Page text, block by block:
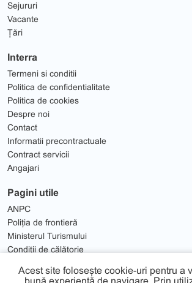
Sejururi
Vacante
Țări
Interra
Termeni si conditii
Politica de confidentialitate
Politica de cookies
Despre noi
Contact
Informatii precontractuale
Contract servicii
Angajari
Pagini utile
ANPC
Poliția de frontieră
Ministerul Turismului
Condiții de călătorie
Acest site folosește cookie-uri pentru a
bună experiență de navigare. Prin